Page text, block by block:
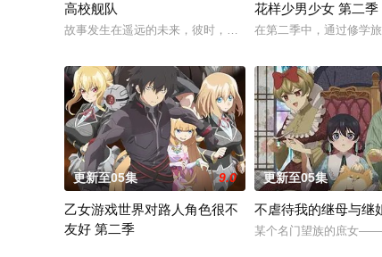
高校舰队
故事发生在遥远的未来，彼时，大陆板块的活动令海水渐渐
花样少男少女 第二季
在第二季中，通过修学
更新至05集 9.0
乙女游戏世界对路人角色很不
友好 第二季
更新至05集
不虐待我的继母与继
某个名门望族的庶女——